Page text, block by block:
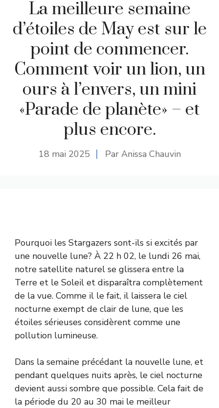
La meilleure semaine
d’étoiles de May est sur le
point de commencer.
Comment voir un lion, un
ours à l’envers, un mini
«Parade de planète» – et
plus encore.
18 mai 2025 Par Anissa Chauvin
Pourquoi les Stargazers sont-ils si excités par
une nouvelle lune? À 22 h 02, le lundi 26 mai,
notre satellite naturel se glissera entre la
Terre et le Soleil et disparaîtra complètement
de la vue. Comme il le fait, il laissera le ciel
nocturne exempt de clair de lune, que les
étoiles sérieuses considèrent comme une
pollution lumineuse.
Dans la semaine précédant la nouvelle lune, et
pendant quelques nuits après, le ciel nocturne
devient aussi sombre que possible. Cela fait de
la période du 20 au 30 mai le meilleur